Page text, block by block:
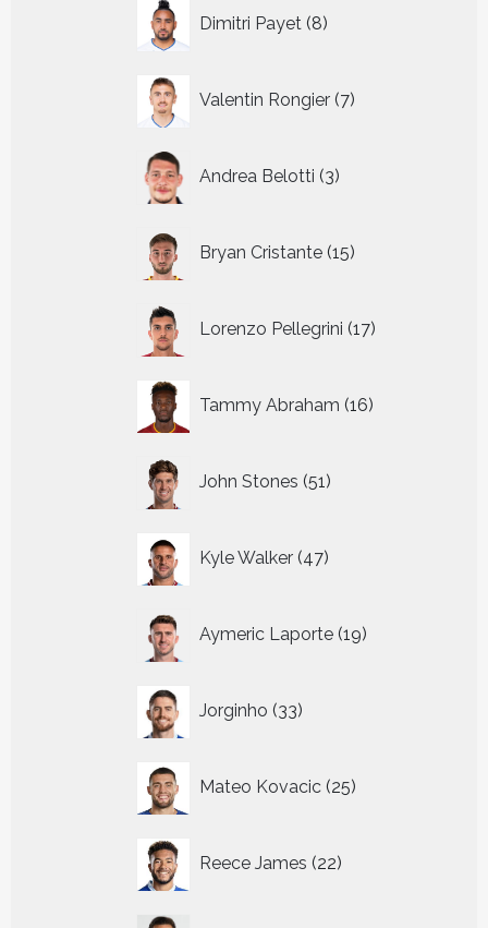
Dimitri Payet 8
producten
Valentin Rongier 7
producten
Andrea Belotti 3
producten
Bryan Cristante 15
producten
Lorenzo Pellegrini 17
producten
Tammy Abraham 16
producten
John Stones 51
producten
Kyle Walker 47
producten
Aymeric Laporte 19
producten
Jorginho 33
producten
Mateo Kovacic 25
producten
Reece James 22
producten